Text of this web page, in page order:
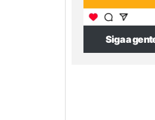
Siga a